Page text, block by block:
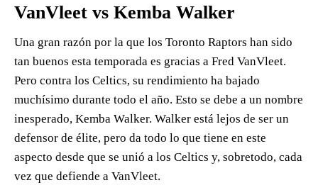
VanVleet vs Kemba Walker
Una gran razón por la que los Toronto Raptors han sido
tan buenos esta temporada es gracias a Fred VanVleet.
Pero contra los Celtics, su rendimiento ha bajado
muchísimo durante todo el año. Esto se debe a un nombre
inesperado, Kemba Walker. Walker está lejos de ser un
defensor de élite, pero da todo lo que tiene en este
aspecto desde que se unió a los Celtics y, sobretodo, cada
vez que defiende a VanVleet.